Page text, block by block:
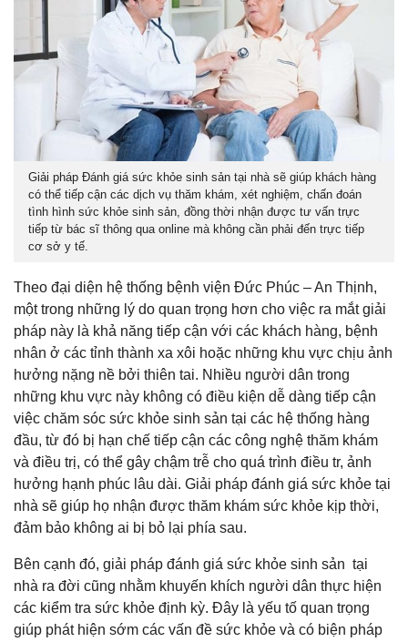
Giải pháp Đánh giá sức khỏe sinh sản tại nhà sẽ giúp khách hàng
có thể tiếp cận các dịch vụ thăm khám, xét nghiệm, chấn đoán
tình hình sức khỏe sinh sản, đồng thời nhận được tư vấn trực
tiếp từ bác sĩ thông qua online mà không cần phải đến trực tiếp
cơ sở y tế.
Theo đại diện hệ thống bệnh viện Đức Phúc – An Thịnh,
một trong những lý do quan trọng hơn cho việc ra mắt giải
pháp này là khả năng tiếp cận với các khách hàng, bệnh
nhân ở các tỉnh thành xa xôi hoặc những khu vực chịu ảnh
hưởng nặng nề bởi thiên tai. Nhiều người dân trong
những khu vực này không có điều kiện dễ dàng tiếp cận
việc chăm sóc sức khỏe sinh sản tại các hệ thống hàng
đầu, từ đó bị hạn chế tiếp cận các công nghệ thăm khám
và điều trị, có thể gây chậm trễ cho quá trình điều tr, ảnh
hưởng hạnh phúc lâu dài. Giải pháp đánh giá sức khỏe tại
nhà sẽ giúp họ nhận được thăm khám sức khỏe kịp thời,
đảm bảo không ai bị bỏ lại phía sau.
Bên cạnh đó, giải pháp đánh giá sức khỏe sinh sản tại
nhà ra đời cũng nhằm khuyến khích người dân thực hiện
các kiểm tra sức khỏe định kỳ. Đây là yếu tố quan trọng
giúp phát hiện sớm các vấn đề sức khỏe và có biện pháp